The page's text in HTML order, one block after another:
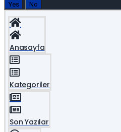
Makroekonomik Haberler
Makroekonomik Haberler
Sektör haberi
Yes No
Anasayfa
Kategoriler
Son Yazılar